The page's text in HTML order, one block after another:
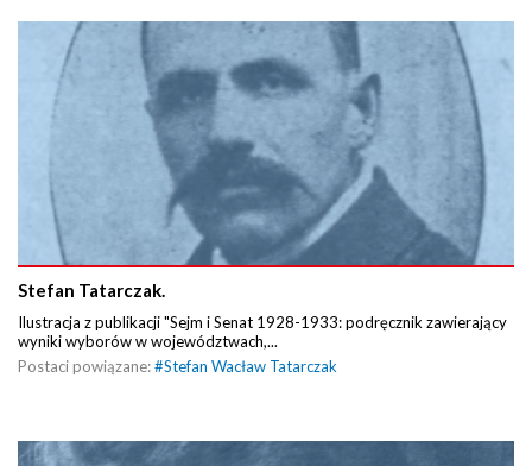
Stefan Tatarczak.
Ilustracja z publikacji "Sejm i Senat 1928-1933: podręcznik zawierający
wyniki wyborów w województwach,...
Postaci powiązane:#Stefan Wacław Tatarczak